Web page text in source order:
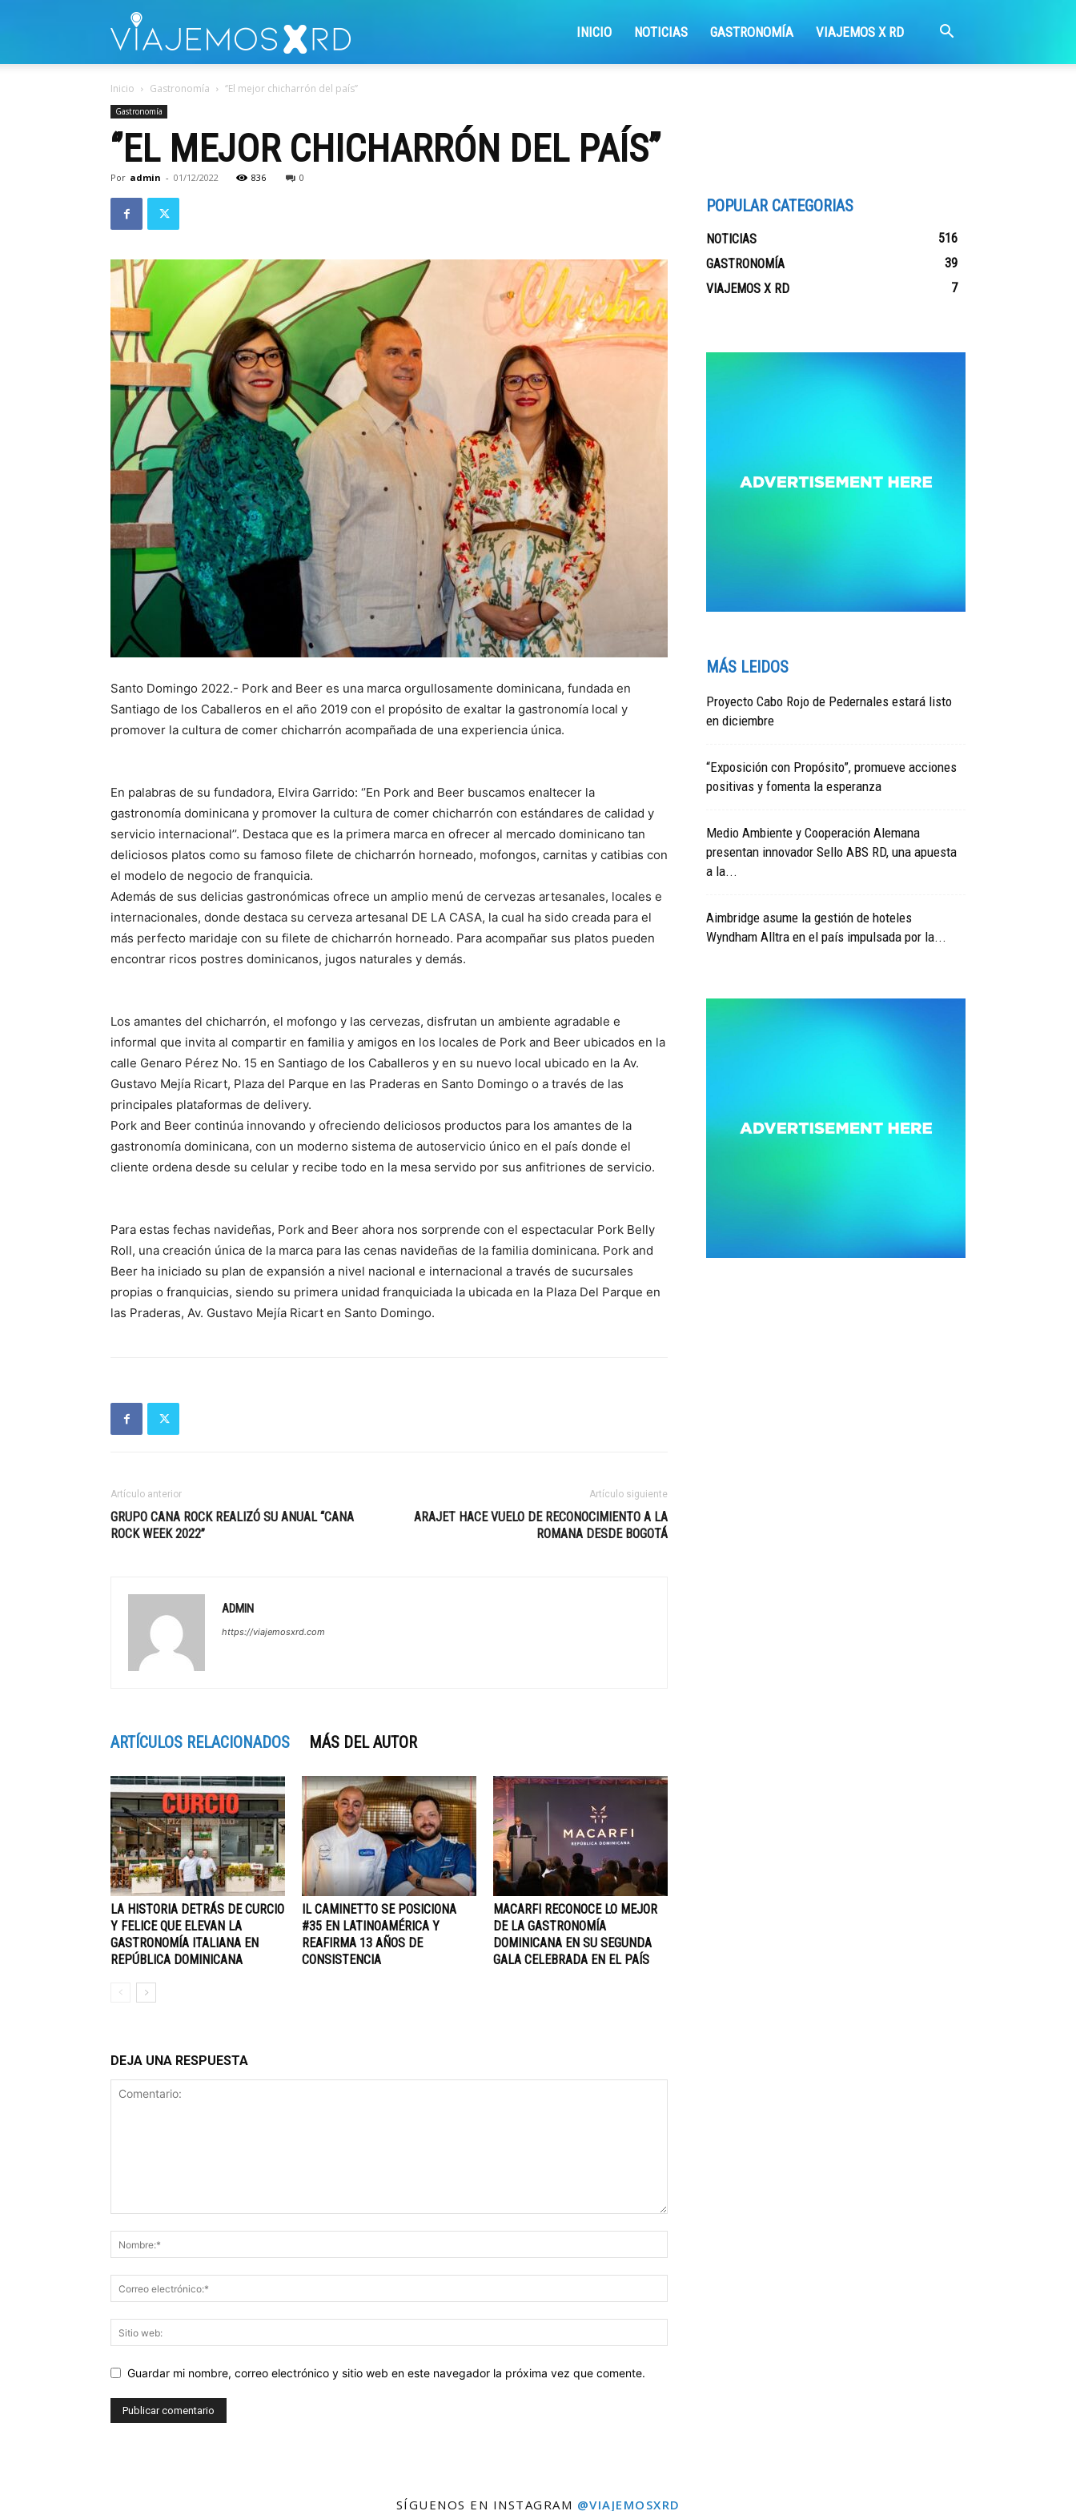
INICIO NOTICIAS GASTRONOMÍA VIAJEMOS X RD
Inicio Gastronomía ‘’El mejor chicharrón del país’’
Gastronomía
‘’EL MEJOR CHICHARRÓN DEL PAÍS’’
Por admin - 01/12/2022 836 0
Santo Domingo 2022.- Pork and Beer es una marca orgullosamente dominicana, fundada en
Santiago de los Caballeros en el año 2019 con el propósito de exaltar la gastronomía local y
promover la cultura de comer chicharrón acompañada de una experiencia única.
En palabras de su fundadora, Elvira Garrido: ‘’En Pork and Beer buscamos enaltecer la
gastronomía dominicana y promover la cultura de comer chicharrón con estándares de calidad y
servicio internacional’’. Destaca que es la primera marca en ofrecer al mercado dominicano tan
deliciosos platos como su famoso filete de chicharrón horneado, mofongos, carnitas y catibias con
el modelo de negocio de franquicia.
Además de sus delicias gastronómicas ofrece un amplio menú de cervezas artesanales, locales e
internacionales, donde destaca su cerveza artesanal DE LA CASA, la cual ha sido creada para el
más perfecto maridaje con su filete de chicharrón horneado. Para acompañar sus platos pueden
encontrar ricos postres dominicanos, jugos naturales y demás.
Los amantes del chicharrón, el mofongo y las cervezas, disfrutan un ambiente agradable e
informal que invita al compartir en familia y amigos en los locales de Pork and Beer ubicados en la
calle Genaro Pérez No. 15 en Santiago de los Caballeros y en su nuevo local ubicado en la Av.
Gustavo Mejía Ricart, Plaza del Parque en las Praderas en Santo Domingo o a través de las
principales plataformas de delivery.
Pork and Beer continúa innovando y ofreciendo deliciosos productos para los amantes de la
gastronomía dominicana, con un moderno sistema de autoservicio único en el país donde el
cliente ordena desde su celular y recibe todo en la mesa servido por sus anfitriones de servicio.
Para estas fechas navideñas, Pork and Beer ahora nos sorprende con el espectacular Pork Belly
Roll, una creación única de la marca para las cenas navideñas de la familia dominicana. Pork and
Beer ha iniciado su plan de expansión a nivel nacional e internacional a través de sucursales
propias o franquicias, siendo su primera unidad franquiciada la ubicada en la Plaza Del Parque en
las Praderas, Av. Gustavo Mejía Ricart en Santo Domingo.
Artículo anterior
GRUPO CANA ROCK REALIZÓ SU ANUAL “CANA
ROCK WEEK 2022”
Artículo siguiente
ARAJET HACE VUELO DE RECONOCIMIENTO A LA
ROMANA DESDE BOGOTÁ
ADMIN
https://viajemosxrd.com
ARTÍCULOS RELACIONADOS MÁS DEL AUTOR
LA HISTORIA DETRÁS DE CURCIO
Y FELICE QUE ELEVAN LA
GASTRONOMÍA ITALIANA EN
REPÚBLICA DOMINICANA
IL CAMINETTO SE POSICIONA
#35 EN LATINOAMÉRICA Y
REAFIRMA 13 AÑOS DE
CONSISTENCIA
MACARFI RECONOCE LO MEJOR
DE LA GASTRONOMÍA
DOMINICANA EN SU SEGUNDA
GALA CELEBRADA EN EL PAÍS
DEJA UNA RESPUESTA
Guardar mi nombre, correo electrónico y sitio web en este navegador la próxima vez que comente.
POPULAR CATEGORIAS
NOTICIAS
516
GASTRONOMÍA
39
VIAJEMOS X RD
7
MÁS LEIDOS
Proyecto Cabo Rojo de Pedernales estará listo
en diciembre
“Exposición con Propósito”, promueve acciones
positivas y fomenta la esperanza
Medio Ambiente y Cooperación Alemana
presentan innovador Sello ABS RD, una apuesta
a la...
Aimbridge asume la gestión de hoteles
Wyndham Alltra en el país impulsada por la...
SÍGUENOS EN INSTAGRAM @VIAJEMOSXRD